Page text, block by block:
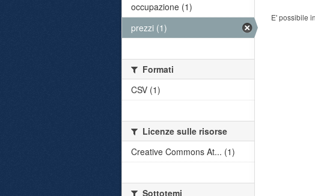
E' possibile
occupazione (1)
prezzi (1)
Formati
CSV (1)
Licenze sulle risorse
Creative Commons At... (1)
Sottotemi